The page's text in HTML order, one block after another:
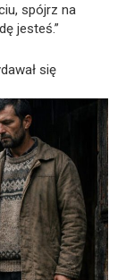
spójrz na
jesteś.”
się